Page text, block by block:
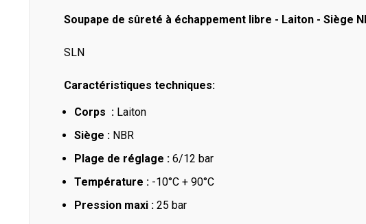
Soupape de sûreté à échappement libre - Laiton - Siège
SLN
Caractéristiques techniques:
Corps : Laiton
Siège : NBR
Plage de réglage : 6/12 bar
Température : -10°C + 90°C
Pression maxi : 25 bar